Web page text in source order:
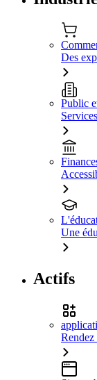
Des
Public
Une
Actifs
Rendez